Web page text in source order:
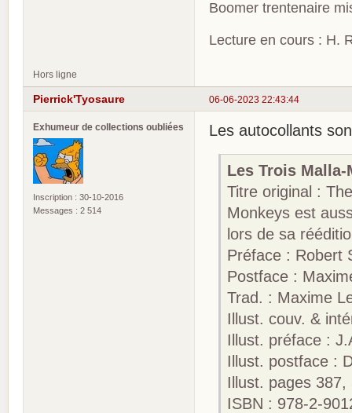
Boomer trentenaire
Lecture en cours : H.
Hors ligne
06-06-2023 22:43:44
Pierrick'Tyosaure
Exhumeur de collections oubliées
Inscription : 30-10-2016
Messages : 2 514
Les autocollants
Les Trois
Titre original :
Monkeys est
lors de sa
Préface : Robert
Postface :
Trad. : Maxime
Illust. couv. &
Illust. préface :
Illust. postface :
Illust. pages
ISBN : 978-2-